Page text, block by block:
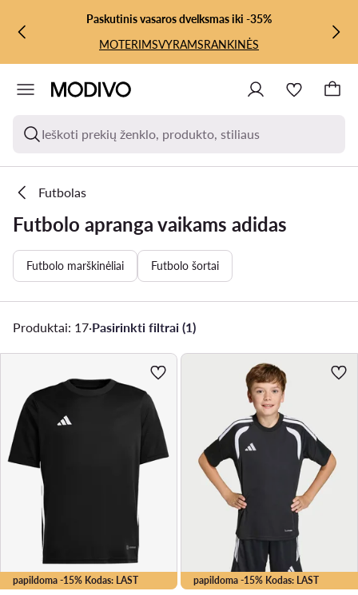
PEREITI PRIE PAGRINDINIO TURINIO
PEREITI Į PAIEŠKĄPaskutinis vasaros dvelksmas iki -35%
MOTERIMSVYRAMSRANKINĖS
Ieškoti prekių ženklo, produkto, stiliaus
Futbolas
Futbolo apranga vaikams adidas
Futbolo marškinėliai Futbolo šortai
Produktai: 17·Pasirinkti filtrai (1)
papildoma -15% Kodas: LAST papildoma -15% Kodas: LAST